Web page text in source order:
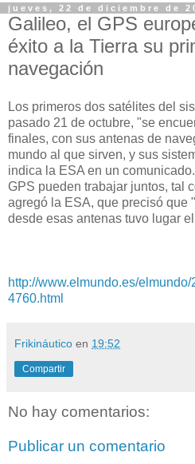
jueves, 22 de diciembre de
Galileo, el GPS
éxito a la Tierra su
navegación
Los primeros dos satélites del
pasado 21 de octubre, "se
finales, con sus antenas de
mundo al que sirven, y sus
indica la ESA en un
GPS pueden trabajar juntos, tal
agregó la ESA, que precisó que
desde esas antenas tuvo lugar
http://www.elmundo.es/
4760.html
Frikináutico en 19:52
Compartir
No hay comentarios:
Publicar un comentario